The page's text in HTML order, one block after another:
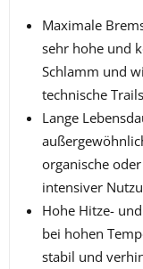
Maximale
sehr hohe und
Schlamm und
technische
Lange
organische
intensiver
Hohe Hitze-
bei hohen
stabil und